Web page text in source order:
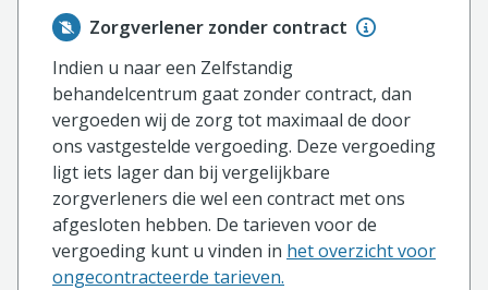
Zorgverlener zonder contract
Indien u naar een Zelfstandig
behandelcentrum gaat zonder contract, dan
vergoeden wij de zorg tot maximaal de door
ons vastgestelde vergoeding. Deze vergoeding
ligt iets lager dan bij vergelijkbare
zorgverleners die wel een contract met ons
afgesloten hebben. De tarieven voor de
vergoeding kunt u vinden in het overzicht voor
ongecontracteerde tarieven.